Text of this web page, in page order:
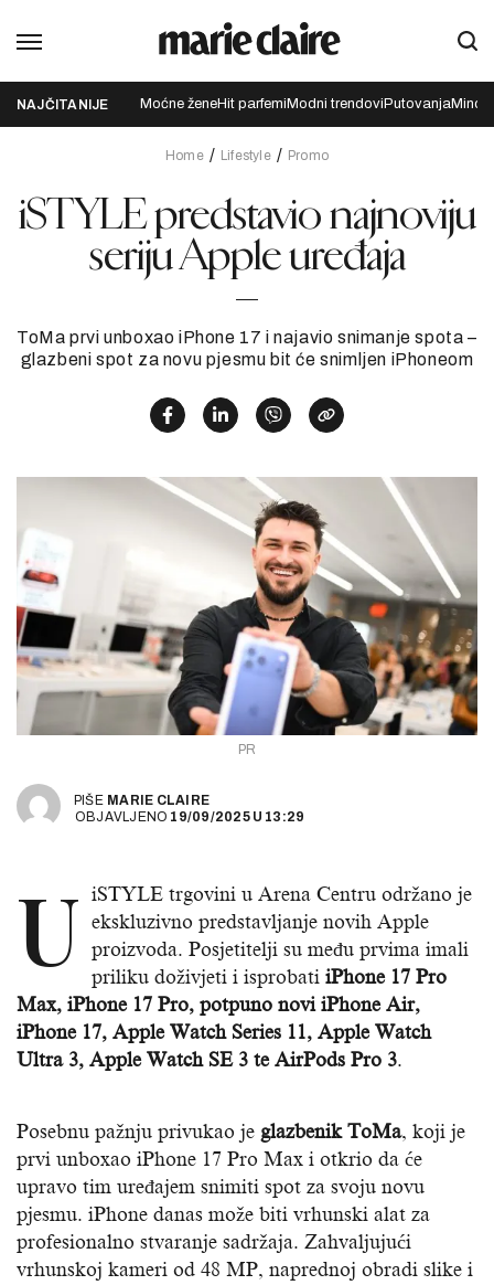
NAJČITANIJE Moćne ženeHit parfemi Modni trendovi Putovanja
Home Lifestyle Promo
iSTYLE predstavio najnoviju
seriju Apple uređaja
ToMa prvi unboxao iPhone 17 i najavio snimanje spota –
glazbeni spot za novu pjesmu bit će snimljen iPhoneom
PR
PIŠE MARIE CLAIRE
OBJAVLJENO 19/09/2025 U 13:29
U iSTYLE trgovini u Arena Centru održano je
ekskluzivno predstavljanje novih Apple
proizvoda. Posjetitelji su među prvima imali
priliku doživjeti i isprobati iPhone 17 Pro
Max, iPhone 17 Pro, potpuno novi iPhone Air,
iPhone 17, Apple Watch Series 11, Apple Watch
Ultra 3, Apple Watch SE 3 te AirPods Pro 3.
Posebnu pažnju privukao je glazbenik ToMa, koji je
prvi unboxao iPhone 17 Pro Max i otkrio da će
upravo tim uređajem snimiti spot za svoju novu
pjesmu. iPhone danas može biti vrhunski alat za
profesionalno stvaranje sadržaja. Zahvaljujući
vrhunskoj kameri od 48 MP, naprednoj obradi slike i